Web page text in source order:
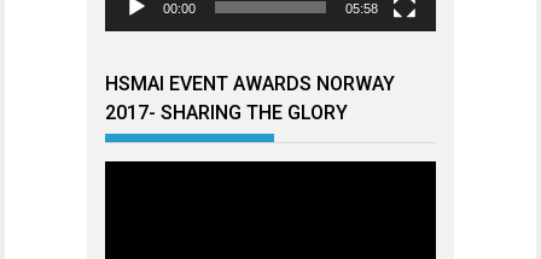
00:00 05:58
HSMAI EVENT AWARDS NORWAY
2017- SHARING THE GLORY